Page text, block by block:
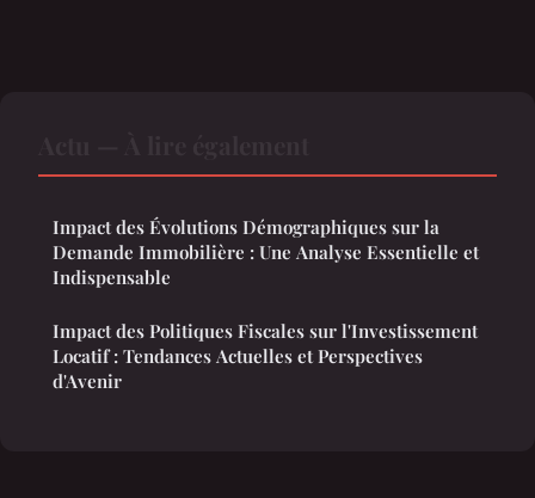
Impact des Évolutions Démographiques sur la
Demande Immobilière : Une Analyse Essentielle et
Indispensable
Impact des Politiques Fiscales sur l'Investissement
Locatif : Tendances Actuelles et Perspectives
d'Avenir